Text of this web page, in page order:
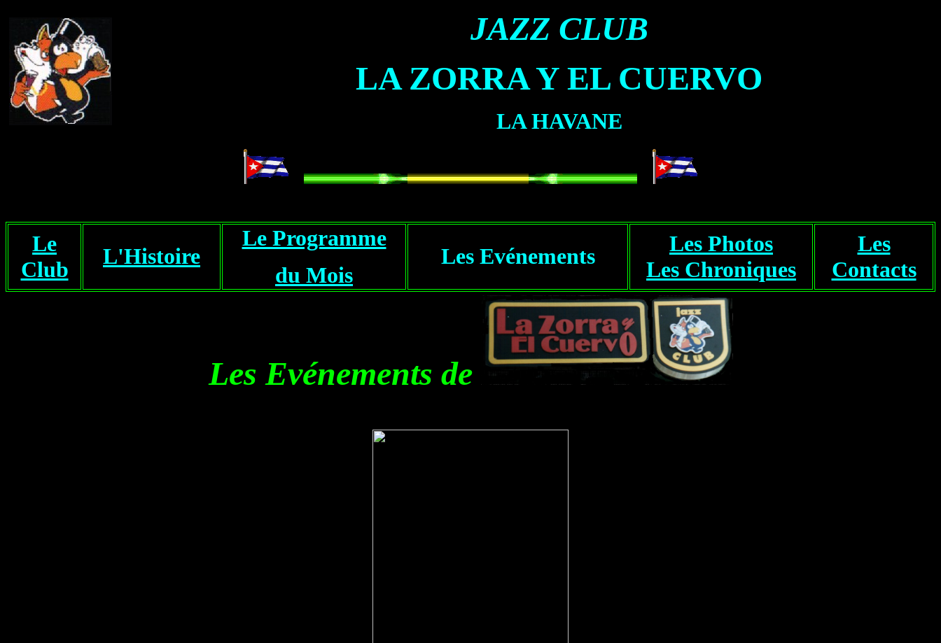
JAZZ CLUB
LA ZORRA Y EL CUERVO
LA HAVANE
Le
Club
L'Histoire
Le Programme
du Mois
Les Evénements
Les Photos
Les Chroniques
Les
Contacts
Les Evénements de